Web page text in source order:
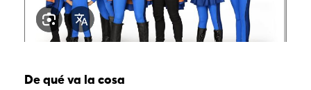
De qué va la cosa